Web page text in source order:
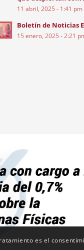
11 abril, 2025 - 1:41 pm
Boletín de Noticias
15 enero, 2025 - 2:21
es el